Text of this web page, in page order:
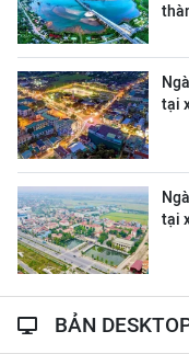
tại
tại
BẢN